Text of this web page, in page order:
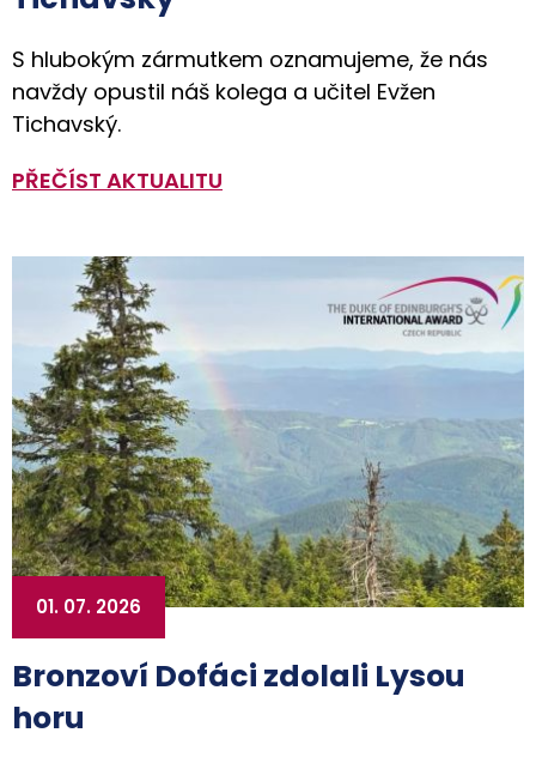
S hlubokým zármutkem oznamujeme, že nás
navždy opustil náš kolega a učitel Evžen
Tichavský.
PŘEČÍST AKTUALITU
Bronzoví Dofáci zdolali Lysou
horu
01. 07. 2026